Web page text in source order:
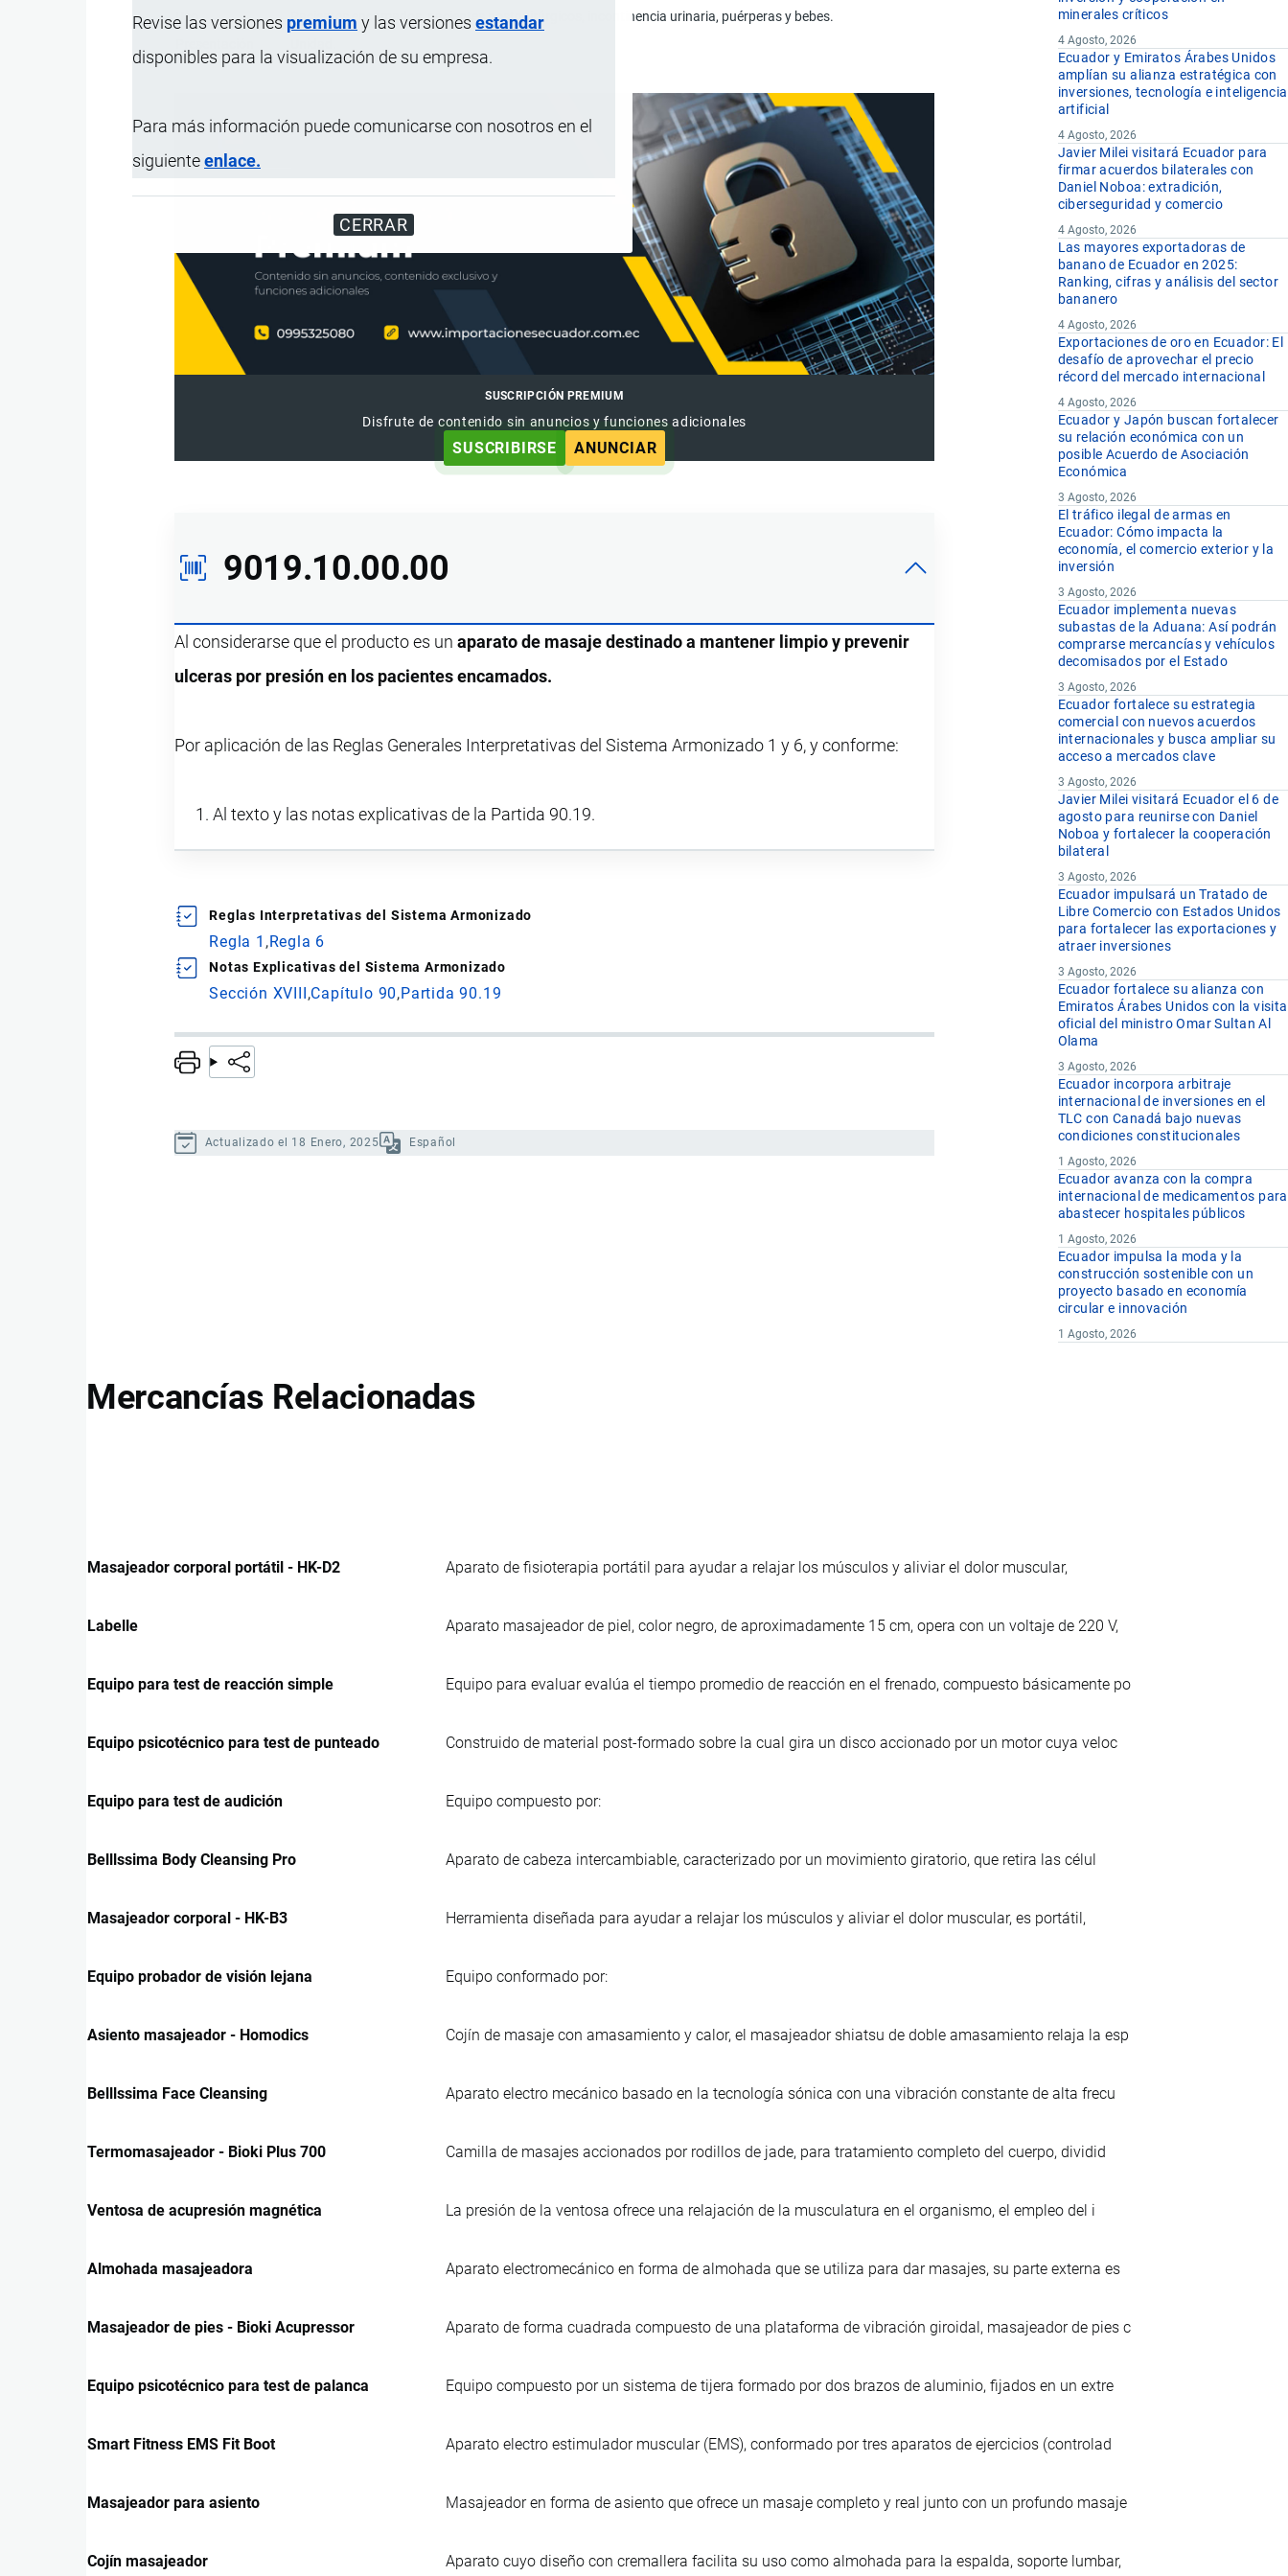
Revise las versiones premium y las versiones estandar
disponibles para la visualización de su empresa.
Para más información puede comunicarse con nosotros en el
siguienteenlace.
CERRAR
Uso
Pacientes encamados, pacientes postquirúrgicos, incontinencia urinaria, puérperas y bebes.
SUSCRIPCIÓN PREMIUM
Disfrute de contenido sin anuncios y funciones adicionales
SUSCRIBIRSE ANUNCIAR
9019.10.00.00
Al considerarse que el producto es unaparato de masaje destinado a mantener limpio y prevenir
ulceras por presión en los pacientes encamados.
Por aplicación de las Reglas Generales Interpretativas del Sistema Armonizado 1 y 6, y conforme:
Al texto y las notas explicativas de la Partida 90.19.
Reglas Interpretativas del Sistema Armonizado
Regla 1 Regla 6
Notas Explicativas del Sistema Armonizado
Sección XVIII Capítulo 90 Partida 90.19
Actualizado el 18 Enero, 2025 Español
minerales críticos
4 Agosto, 2026
Ecuador y Emiratos Árabes Unidos
amplían su alianza estratégica con
inversiones, tecnología e inteligencia
artificial
4 Agosto, 2026
Javier Milei visitará Ecuador para
firmar acuerdos bilaterales con
Daniel Noboa: extradición,
ciberseguridad y comercio
4 Agosto, 2026
Las mayores exportadoras de
banano de Ecuador en 2025:
Ranking, cifras y análisis del sector
bananero
4 Agosto, 2026
Exportaciones de oro en Ecuador: El
desafío de aprovechar el precio
récord del mercado internacional
4 Agosto, 2026
Ecuador y Japón buscan fortalecer
su relación económica con un
posible Acuerdo de Asociación
Económica
3 Agosto, 2026
El tráfico ilegal de armas en
Ecuador: Cómo impacta la
economía, el comercio exterior y la
inversión
3 Agosto, 2026
Ecuador implementa nuevas
subastas de la Aduana: Así podrán
comprarse mercancías y vehículos
decomisados por el Estado
3 Agosto, 2026
Ecuador fortalece su estrategia
comercial con nuevos acuerdos
internacionales y busca ampliar su
acceso a mercados clave
3 Agosto, 2026
Javier Milei visitará Ecuador el 6 de
agosto para reunirse con Daniel
Noboa y fortalecer la cooperación
bilateral
3 Agosto, 2026
Ecuador impulsará un Tratado de
Libre Comercio con Estados Unidos
para fortalecer las exportaciones y
atraer inversiones
3 Agosto, 2026
Ecuador fortalece su alianza con
Emiratos Árabes Unidos con la visita
oficial del ministro Omar Sultan Al
Olama
3 Agosto, 2026
Ecuador incorpora arbitraje
internacional de inversiones en el
TLC con Canadá bajo nuevas
condiciones constitucionales
1 Agosto, 2026
Ecuador avanza con la compra
internacional de medicamentos para
abastecer hospitales públicos
1 Agosto, 2026
Ecuador impulsa la moda y la
construcción sostenible con un
proyecto basado en economía
circular e innovación
1 Agosto, 2026
Mercancías Relacionadas
Masajeador corporal portátil - HK-D2 Aparato de fisioterapia portátil para ayudar a relajar los músculos y aliviar el dolor muscular,
Labelle Aparato masajeador de piel, color negro, de aproximadamente 15 cm, opera con un voltaje de 220 V,
Equipo para test de reacción simple Equipo para evaluar evalúa el tiempo promedio de reacción en el frenado, compuesto básicamente po
Equipo psicotécnico para test de punteado Construido de material post-formado sobre la cual gira un disco accionado por un motor cuya veloc
Equipo para test de audición Equipo compuesto por:
Belllssima Body Cleansing Pro Aparato de cabeza intercambiable, caracterizado por un movimiento giratorio, que retira las célul
Masajeador corporal - HK-B3 Herramienta diseñada para ayudar a relajar los músculos y aliviar el dolor muscular, es portátil,
Equipo probador de visión lejana Equipo conformado por:
Asiento masajeador - Homodics Cojín de masaje con amasamiento y calor, el masajeador shiatsu de doble amasamiento relaja la esp
Belllssima Face Cleansing Aparato electro mecánico basado en la tecnología sónica con una vibración constante de alta frecu
Termomasajeador - Bioki Plus 700 Camilla de masajes accionados por rodillos de jade, para tratamiento completo del cuerpo, dividid
Ventosa de acupresión magnética La presión de la ventosa ofrece una relajación de la musculatura en el organismo, el empleo del i
Almohada masajeadora Aparato electromecánico en forma de almohada que se utiliza para dar masajes, su parte externa es
Masajeador de pies - Bioki Acupressor Aparato de forma cuadrada compuesto de una plataforma de vibración giroidal, masajeador de pies c
Equipo psicotécnico para test de palanca Equipo compuesto por un sistema de tijera formado por dos brazos de aluminio, fijados en un extre
Smart Fitness EMS Fit Boot Aparato electro estimulador muscular (EMS), conformado por tres aparatos de ejercicios (controlad
Masajeador para asiento Masajeador en forma de asiento que ofrece un masaje completo y real junto con un profundo masaje
Cojín masajeador Aparato cuyo diseño con cremallera facilita su uso como almohada para la espalda, soporte lumbar,